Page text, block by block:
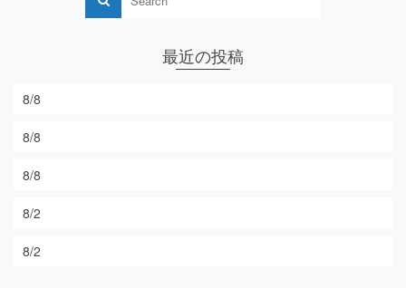
最近の投稿
8/8
8/8
8/8
8/2
8/2